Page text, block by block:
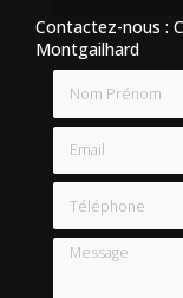
Contactez-nous :
Montgailhard
Email
Téléphone
Message